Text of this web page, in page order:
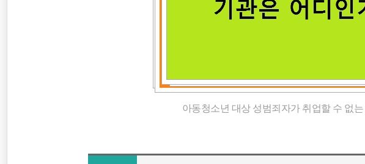
아동청소년 대상 성범죄자가 취업할 수 없